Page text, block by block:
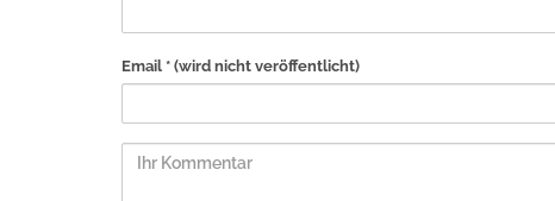
Email * (wird nicht veröffentlicht)